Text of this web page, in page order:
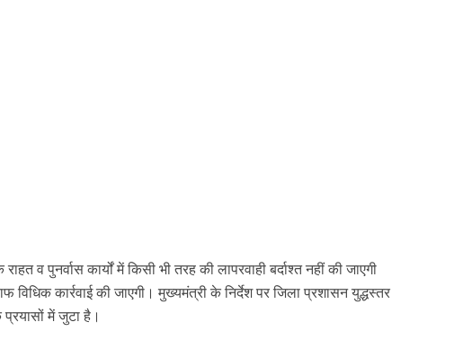
व पुनर्वास कार्यों में किसी भी तरह की लापरवाही बर्दाश्त नहीं की जाएगी
विधिक कार्रवाई की जाएगी। मुख्यमंत्री के निर्देश पर जिला प्रशासन युद्धस्तर
में जुटा है।